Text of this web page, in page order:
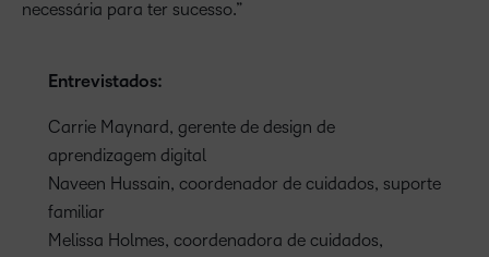
necessária para ter sucesso.”
Entrevistados:
Carrie Maynard, gerente de design de
aprendizagem digital
Naveen Hussain, coordenador de cuidados, suporte
familiar
Melissa Holmes, coordenadora de cuidados,